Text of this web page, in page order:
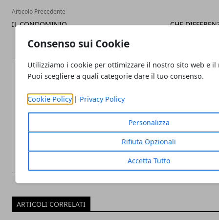
Consenso sui Cookie
Utilizziamo i cookie per ottimizzare il nostro sito web e il
Puoi scegliere a quali categorie dare il tuo consenso.
Cookie Policy| Privacy Policy
Personalizza
Rifiuta Opzionali
Accetta Tutto
Articolo Precedente
IL CONDOMINIO CHE
Redazione
ARTICOLI CORRELATI